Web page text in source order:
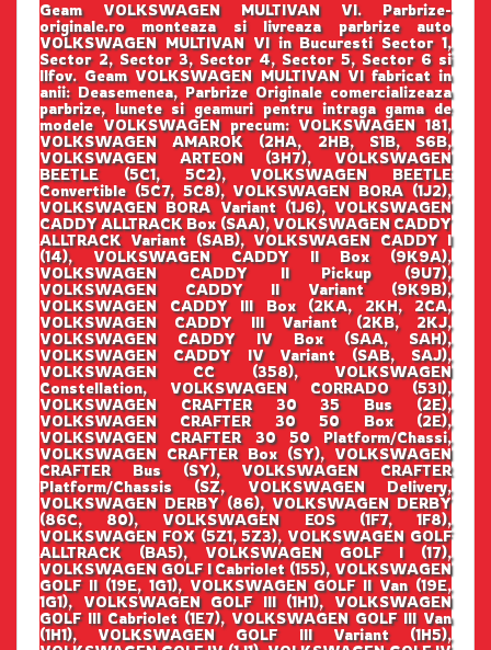
Geam VOLKSWAGEN MULTIVAN VI. Parbrize-
originale.ro monteaza si livreaza parbrize auto
VOLKSWAGEN MULTIVAN VI in Bucuresti Sector 1,
Sector 2, Sector 3, Sector 4, Sector 5, Sector 6 si
Ilfov. Geam VOLKSWAGEN MULTIVAN VI fabricat in
anii: Deasemenea, Parbrize Originale comercializeaza
parbrize, lunete si geamuri pentru intraga gama de
modele VOLKSWAGEN precum: VOLKSWAGEN 181,
VOLKSWAGEN AMAROK (2HA, 2HB, S1B, S6B,
VOLKSWAGEN ARTEON (3H7), VOLKSWAGEN
BEETLE (5C1, 5C2), VOLKSWAGEN BEETLE
Convertible (5C7, 5C8), VOLKSWAGEN BORA (1J2),
VOLKSWAGEN BORA Variant (1J6), VOLKSWAGEN
CADDY ALLTRACK Box (SAA), VOLKSWAGEN CADDY
ALLTRACK Variant (SAB), VOLKSWAGEN CADDY I
(14), VOLKSWAGEN CADDY II Box (9K9A),
VOLKSWAGEN CADDY II Pickup (9U7),
VOLKSWAGEN CADDY II Variant (9K9B),
VOLKSWAGEN CADDY III Box (2KA, 2KH, 2CA,
VOLKSWAGEN CADDY III Variant (2KB, 2KJ,
VOLKSWAGEN CADDY IV Box (SAA, SAH),
VOLKSWAGEN CADDY IV Variant (SAB, SAJ),
VOLKSWAGEN CC (358), VOLKSWAGEN
Constellation, VOLKSWAGEN CORRADO (53I),
VOLKSWAGEN CRAFTER 30 35 Bus (2E),
VOLKSWAGEN CRAFTER 30 50 Box (2E),
VOLKSWAGEN CRAFTER 30 50 Platform/Chassi,
VOLKSWAGEN CRAFTER Box (SY), VOLKSWAGEN
CRAFTER Bus (SY), VOLKSWAGEN CRAFTER
Platform/Chassis (SZ, VOLKSWAGEN Delivery,
VOLKSWAGEN DERBY (86), VOLKSWAGEN DERBY
(86C, 80), VOLKSWAGEN EOS (1F7, 1F8),
VOLKSWAGEN FOX (5Z1, 5Z3), VOLKSWAGEN GOLF
ALLTRACK (BA5), VOLKSWAGEN GOLF I (17),
VOLKSWAGEN GOLF I Cabriolet (155), VOLKSWAGEN
GOLF II (19E, 1G1), VOLKSWAGEN GOLF II Van (19E,
1G1), VOLKSWAGEN GOLF III (1H1), VOLKSWAGEN
GOLF III Cabriolet (1E7), VOLKSWAGEN GOLF III Van
(1H1), VOLKSWAGEN GOLF III Variant (1H5),